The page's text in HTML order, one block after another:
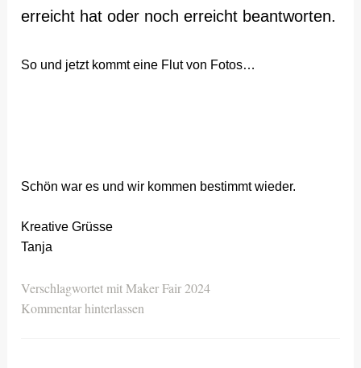
erreicht hat oder noch erreicht beantworten.
So und jetzt kommt eine Flut von Fotos…
Schön war es und wir kommen bestimmt wieder.
Kreative Grüsse
Tanja
Verschlagwortet mitMaker Fair 2024
Kommentar hinterlassen